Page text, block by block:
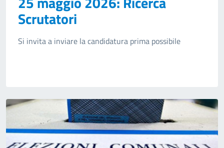
Scrutatori
Si invita a inviare la candidatura prima possibile